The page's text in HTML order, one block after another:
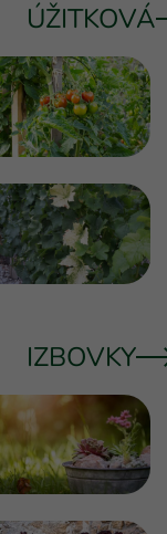
ÚŽITKOVÁ
IZBOVKY